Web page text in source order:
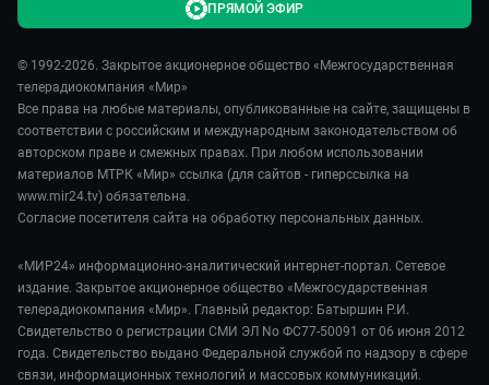
© 1992-2026. Закрытое акционерное общество «Межгосударственная
телерадиокомпания «Мир»
Все права на любые материалы, опубликованные на сайте, защищены в
соответствии с российским и международным законодательством об
авторском праве и смежных правах. При любом использовании
материалов МТРК «Мир» ссылка (для сайтов - гиперссылка на
www.mir24.tv) обязательна.
Согласие посетителя сайта на обработку персональных данных.
«МИР24» информационно-аналитический интернет-портал. Сетевое
издание. Закрытое акционерное общество «Межгосударственная
телерадиокомпания «Мир». Главный редактор: Батыршин Р.И.
Свидетельство о регистрации СМИ ЭЛ No ФС77-50091 от 06 июня 2012
года. Свидетельство выдано Федеральной службой по надзору в сфере
связи, информационных технологий и массовых коммуникаций.
ПРЯМОЙ ЭФИР